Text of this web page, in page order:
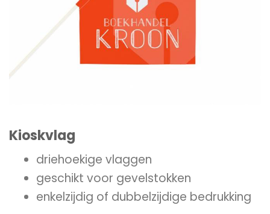
Kioskvlag
driehoekige vlaggen
geschikt voor gevelstokken
enkelzijdig of dubbelzijdige bedrukking